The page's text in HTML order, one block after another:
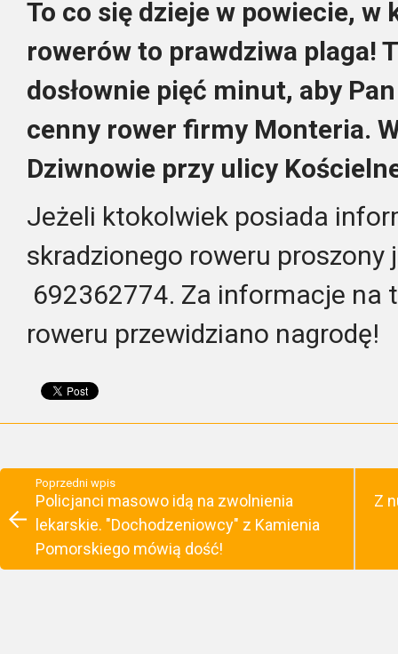
To co się dzieje w powiecie, w
rowerów to prawdziwa plaga!
dosłownie pięć minut, aby
cenny rower firmy Monteria.
Dziwnowie przy ulicy
Jeżeli ktokolwiek posiada
skradzionego roweru
692362774. Za informacje na
roweru przewidziano nagrodę!
Poprzedni wpis
Policjanci masowo idą na zwolnienia
lekarskie. "Dochodzeniowcy" z Kamienia
Pomorskiego mówią dość!
Z